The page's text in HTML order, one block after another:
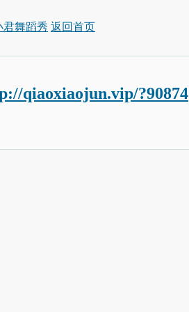
君舞蹈秀 返回首页
qiaoxiaojun.vip/?90874